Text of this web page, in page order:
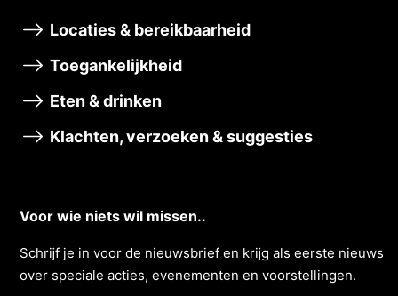
Locaties & bereikbaarheid
Toegankelijkheid
Eten & drinken
Klachten, verzoeken & suggesties
Voor wie niets wil missen..
Schrĳf je in voor de nieuwsbrief en krĳg als eerste nieuws
over speciale acties, evenementen en voorstellingen.